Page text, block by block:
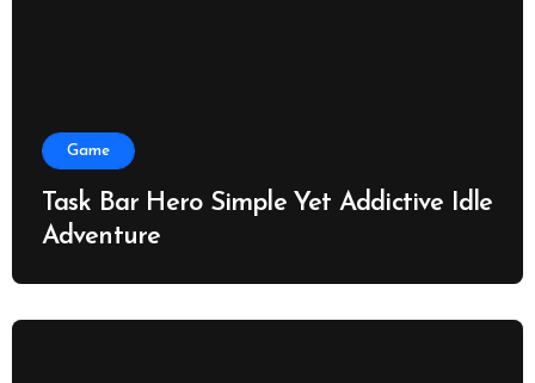
Game
Task Bar Hero Simple Yet Addictive Idle
Adventure